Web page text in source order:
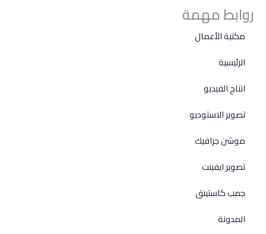
روابط مهمة
مكتبة الأعمال
الرئيسية
انتاج الفيديو
تصوير الاستوديو
موشن جرافيك
تصوير ايفينت
جمب كاستينق
المدونة